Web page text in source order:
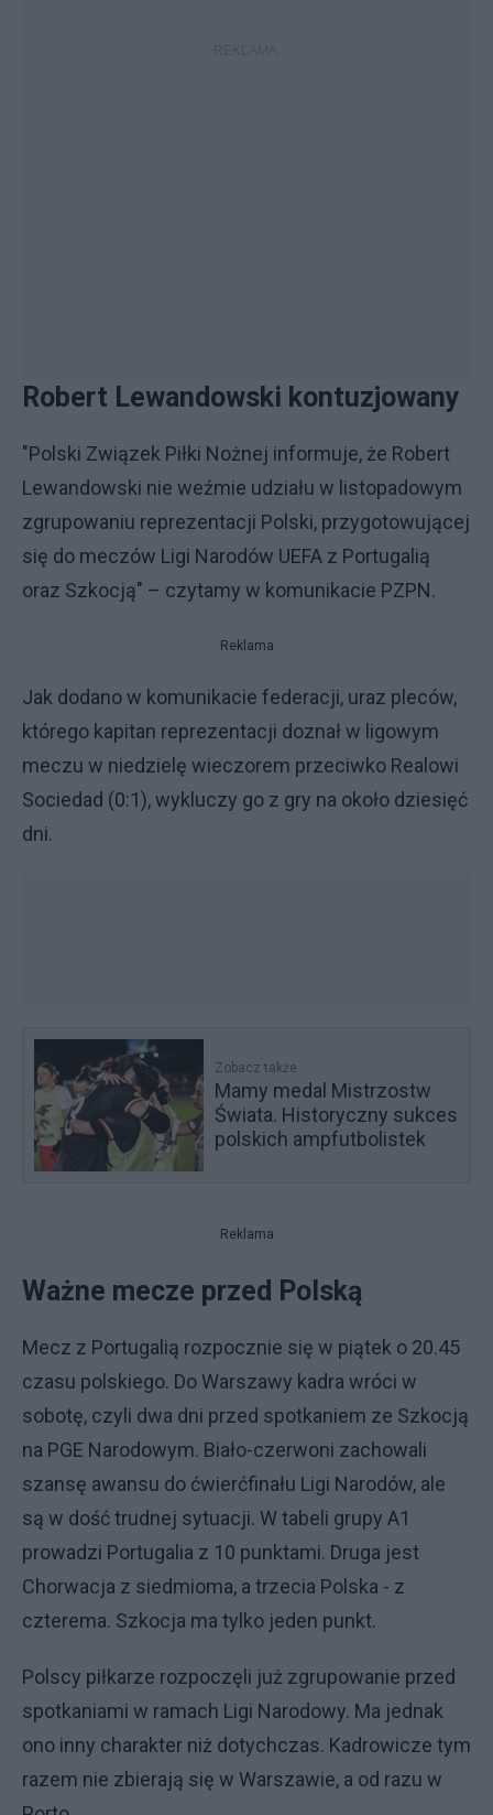
Robert Lewandowski kontuzjowany
"Polski Związek Piłki Nożnej informuje, że Robert
Lewandowski nie weźmie udziału w listopadowym
zgrupowaniu reprezentacji Polski, przygotowującej
się do meczów Ligi Narodów UEFA z Portugalią
oraz Szkocją" – czytamy w komunikacie PZPN.
Reklama
Jak dodano w komunikacie federacji, uraz pleców,
którego kapitan reprezentacji doznał w ligowym
meczu w niedzielę wieczorem przeciwko Realowi
Sociedad (0:1), wykluczy go z gry na około dziesięć
dni.
Zobacz także
Mamy medal Mistrzostw
Świata. Historyczny sukces
polskich ampfutbolistek
Reklama
Ważne mecze przed Polską
Mecz z Portugalią rozpocznie się w piątek o 20.45
czasu polskiego. Do Warszawy kadra wróci w
sobotę, czyli dwa dni przed spotkaniem ze Szkocją
na PGE Narodowym. Biało-czerwoni zachowali
szansę awansu do ćwierćfinału Ligi Narodów, ale
są w dość trudnej sytuacji. W tabeli grupy A1
prowadzi Portugalia z 10 punktami. Druga jest
Chorwacja z siedmioma, a trzecia Polska - z
czterema. Szkocja ma tylko jeden punkt.
Polscy piłkarze rozpoczęli już zgrupowanie przed
spotkaniami w ramach Ligi Narodowy. Ma jednak
ono inny charakter niż dotychczas. Kadrowicze tym
razem nie zbierają się w Warszawie, a od razu w